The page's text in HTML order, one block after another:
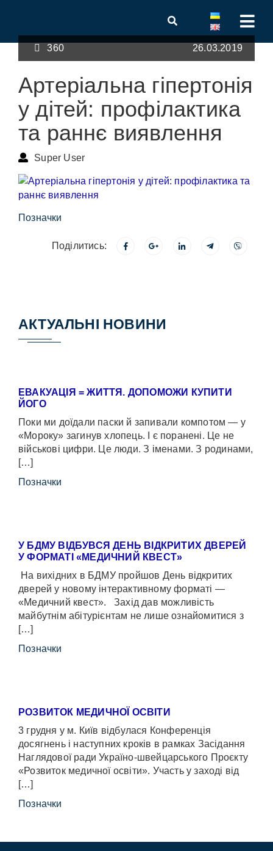
360 26.03.2019
Артеріальна гіпертонія
у дітей: профілактика
та раннє виявлення
Super User
Позначки
Поділитись:
АКТУАЛЬНІ НОВИНИ
ЕВАКУАЦІЯ = ЖИТТЯ. ДОПОМОЖИ КУПИТИ
ЙОГО
Поки ми доїдали паски й запивали компотом — у
«Мороку» загинув хлопець. І є поранені. Це не
військові цифри. Це люди. З іменами. З родинами,
[…]
Позначки
У БДМУ ВІДБУВСЯ ДЕНЬ ВІДКРИТИХ ДВЕРЕЙ
У ФОРМАТІ «МЕДИЧНИЙ КВЕСТ»
На вихідних в БДМУ пройшов День відкритих
дверей у новому інтерактивному форматі —
«Медичний квест». Захід дав можливість
майбутнім абітурієнтам не лише ознайомитися з
[…]
Позначки
РОЗВИТОК МЕДИЧНОЇ ОСВІТИ
3 грудня у м. Київ відбулася Конференція
досягнень і наступних кроків в рамках Засідання
Наглядової ради Україно-швейцарського Проєкту
«Розвиток медичної освіти». Участь у заході від
[…]
Позначки